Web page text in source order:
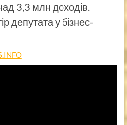
3,3 млн доходів.
депутата у бізнес-